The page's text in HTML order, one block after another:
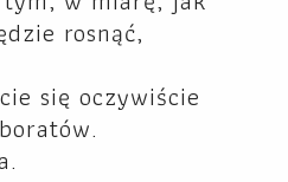
rosnąć,
się oczywiście